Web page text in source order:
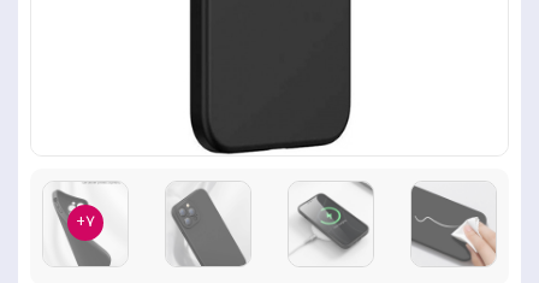
۷+